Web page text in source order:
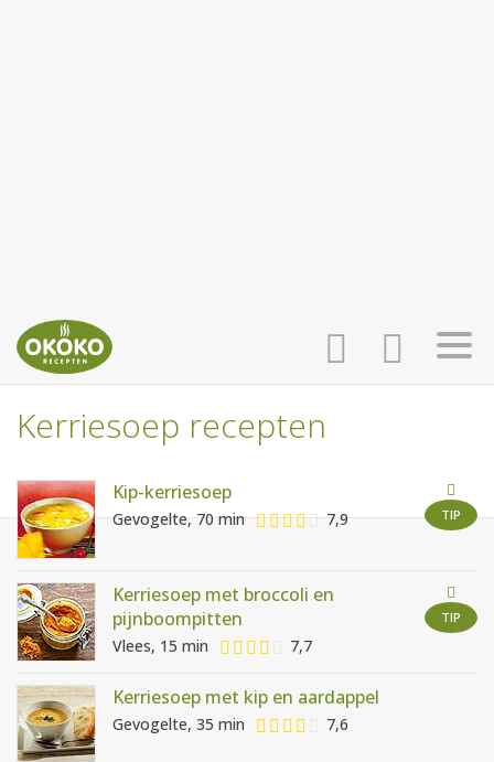
INLOGGEN
AANMELDEN
HOME
RECEPTEN
WEEKMENU'S
Kerriesoep recepten
TIP
Kip-kerriesoep
Gevogelte, 70 min 7,9
TIP
Kerriesoep met broccoli en
pijnboompitten
Vlees, 15 min 7,7
Kerriesoep met kip en aardappel
Gevogelte, 35 min 7,6